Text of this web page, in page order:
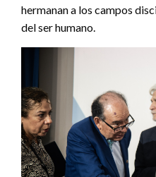
hermanan a los campos
del ser humano.